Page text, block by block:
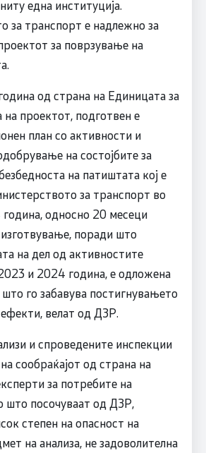
една институција.
за транспорт е надлежно за
за поврзување на
од страна на Единицата за
на проектот, подготвен е
план со активности и
на состојбите за
на патиштата кој е
за транспорт во
односно 20 месеци
поради што
на дел од активностите
и 2024 година, е одложена
го забавува постигнувањето
велат од ДЗР.
и спроведените инспекции
сообраќајот од страна на
за потребите на
што посочуваат од ДЗР,
степен на опасност на
на анализа, не задоволителна